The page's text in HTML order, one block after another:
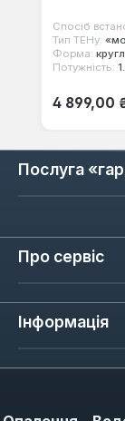
Спосіб
Тип ТЕНу:
Форма:
Потужність:
Звичайна
4 899,00
Послуга
Про сервіс
Інформація